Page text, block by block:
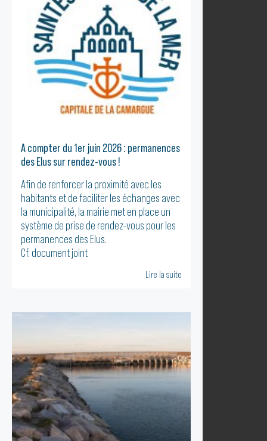
A compter du 1er juin 2026 : permanences
des Elus sur rendez-vous !
Afin de renforcer la proximité avec les
habitants et de faciliter les échanges avec
la municipalité, la mairie met en place un
système de prise de rendez-vous pour les
permanences des Elus.
Cf. document joint
Lire la suite